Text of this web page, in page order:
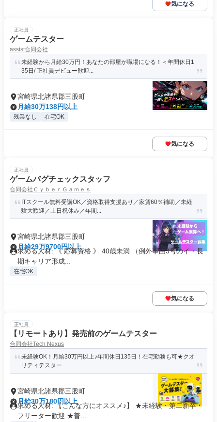
気になる
正社員
ゲームテスター
assist合同会社
未経験から月給30万円！あなたの部屋が職場になる！＜年間休日1
35日/ 正社員デビュー歓迎...
宮崎県北諸県郡三股町
月給30万138円以上
残業なし 在宅OK
気になる
正社員
ゲームバグチェックスタッフ
合同会社ＣｙｂｅｒＧａｍｅｓ
ITスクール無料受講OK／資格取得支援あり／家賃60％補助／未経
験大歓迎／土日祝休み／年間...
宮崎県北諸県郡三股町
月給29万9700円以上
求める人材: 《 応募資格 》 40歳未満 （例外事由3号のイ・長
期キャリア形成...
在宅OK
気になる
正社員
【リモートあり】発売前のゲームテスター
合同会社Tech Nexus
未経験OK！月給30万円以上♪年間休日135日！在宅勤務も可★クオ
リティテスター
宮崎県北諸県郡三股町
月給30万180円以上
求める人材: 【こんな方にオススメ♪】 ★未経験・第二新卒・
フリーター歓迎 ★普...